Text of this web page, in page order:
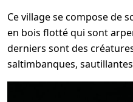
Ce village se compose de
en bois flotté qui sont
derniers sont des
saltimbanques,